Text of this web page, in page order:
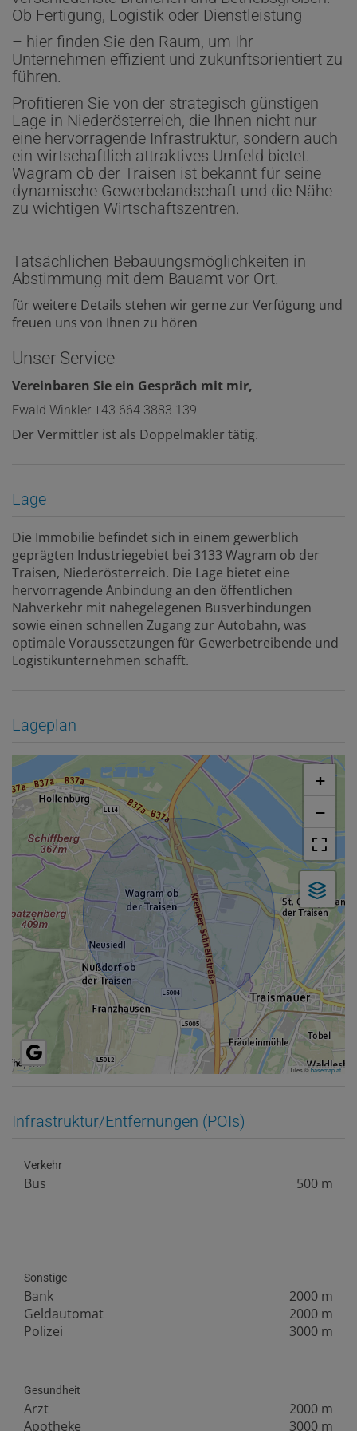
Ob Fertigung, Logistik oder Dienstleistung
– hier finden Sie den Raum, um Ihr
Unternehmen effizient und zukunftsorientiert zu
führen.
Profitieren Sie von der strategisch günstigen
Lage in Niederösterreich, die Ihnen nicht nur
eine hervorragende Infrastruktur, sondern auch
ein wirtschaftlich attraktives Umfeld bietet.
Wagram ob der Traisen ist bekannt für seine
dynamische Gewerbelandschaft und die Nähe
zu wichtigen Wirtschaftszentren.
Tatsächlichen Bebauungsmöglichkeiten in
Abstimmung mit dem Bauamt vor Ort.
für weitere Details stehen wir gerne zur Verfügung und
freuen uns von Ihnen zu hören
Unser Service
Vereinbaren Sie ein Gespräch mit mir,
Ewald Winkler +43 664 3883 139
Der Vermittler ist als Doppelmakler tätig.
Lage
Die Immobilie befindet sich in einem gewerblich
geprägten Industriegebiet bei 3133 Wagram ob der
Traisen, Niederösterreich. Die Lage bietet eine
hervorragende Anbindung an den öffentlichen
Nahverkehr mit nahegelegenen Busverbindungen
sowie einen schnellen Zugang zur Autobahn, was
optimale Voraussetzungen für Gewerbetreibende und
Logistikunternehmen schafft.
Lageplan
+
−
Tiles ©basemap.at
Infrastruktur/Entfernungen (POIs)
Verkehr
Bus 500 m
Sonstige
Bank
2000 m
Geldautomat
2000 m
Polizei
3000 m
Gesundheit
Arzt
2000 m
Apotheke
3000 m